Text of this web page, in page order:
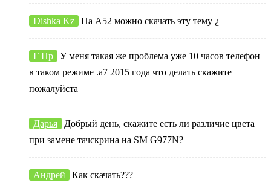
Dishka Kz На А52 можно скачать эту тему ¿
Г Нр
У меня такая же проблема уже 10 часов телефон
в таком режиме .а7 2015 года что делать скажите
пожалуйста
Дарья
Добрый день, скажите есть ли различие цвета
при замене тачскрина на SM G977N?
Андрей Как скачать???